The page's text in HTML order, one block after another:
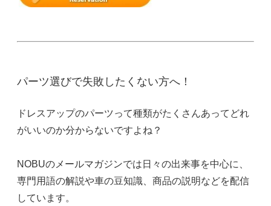
パーツ選びで失敗したくない方へ！
ドレスアップのパーツって種類がたくさんあってどれ
がいいのか分からないですよね？
NOBUのメールマガジンでは日々の出来事を中心に、
専門用語の解説や車の豆知識、商品の説明などを配信
しています。